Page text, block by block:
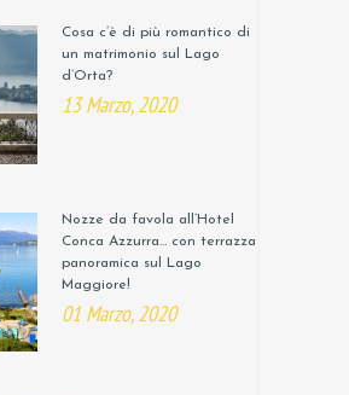
Cosa c’è di più romantico di
un matrimonio sul Lago
d’Orta?
13 Marzo, 2020
Nozze da favola all’Hotel
Conca Azzurra… con terrazza
panoramica sul Lago
Maggiore!
01 Marzo, 2020